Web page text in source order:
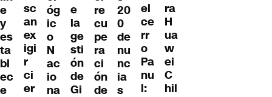
e
y
es
ta
bl
ec
e
sc
an
ex
igi
r
ci
er
óg
ic
o
N
ac
io
na
e
la
ge
sti
ón
de
Gi
re
cu
pe
ra
ci
ón
de
20
0
de
nu
nc
ia
s
el
ce
rr
o
Pa
nu
l:
ra
H
ua
w
ei
C
hil